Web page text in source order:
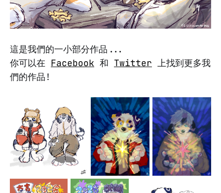
這是我們的一小部分作品...
你可以在 Facebook 和 Twitter 上找到更多我
們的作品!